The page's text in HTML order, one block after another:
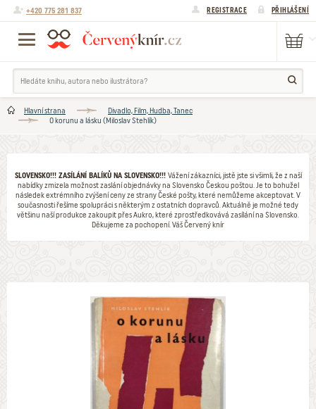
+420 775 281 837 REGISTRACE PŘIHLÁŠENÍ
Hlavní strana
Divadlo, Film, Hudba, Tanec
O korunu a lásku (Miloslav Stehlík)
SLOVENSKO!!! ZASÍLÁNÍ BALÍKŮ NA SLOVENSKO!!! Vážení zákazníci, jistě jste si všimli, že z naší
nabídky zmizela možnost zaslání objednávky na Slovensko Českou poštou. Je to bohužel
následek extrémního zvýšení ceny ze strany České pošty, které nemůžeme akceptovat. V
současnosti řešíme spolupráci s některým z ostatních dopravců. Aktuálně je možné tedy
většinu naší produkce zakoupit přes Aukro, které zprostředkovává zasílání na Slovensko.
Děkujeme za pochopení. Váš Červený knír